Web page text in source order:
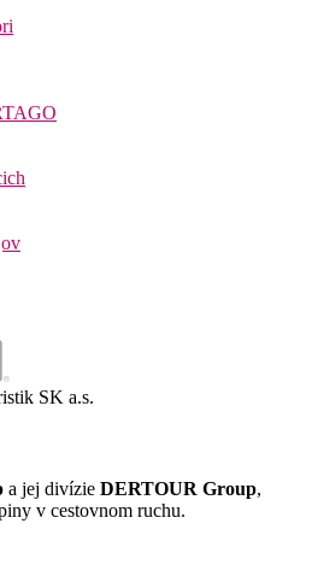
(1x za pobyt zadarmo, nutná
(zadarmo)
a slnečníky zadarmo, osušky
vstupom
a osušky zadarmo
SK a.s.
a jej divízie DERTOUR Group,
v cestovnom ruchu.